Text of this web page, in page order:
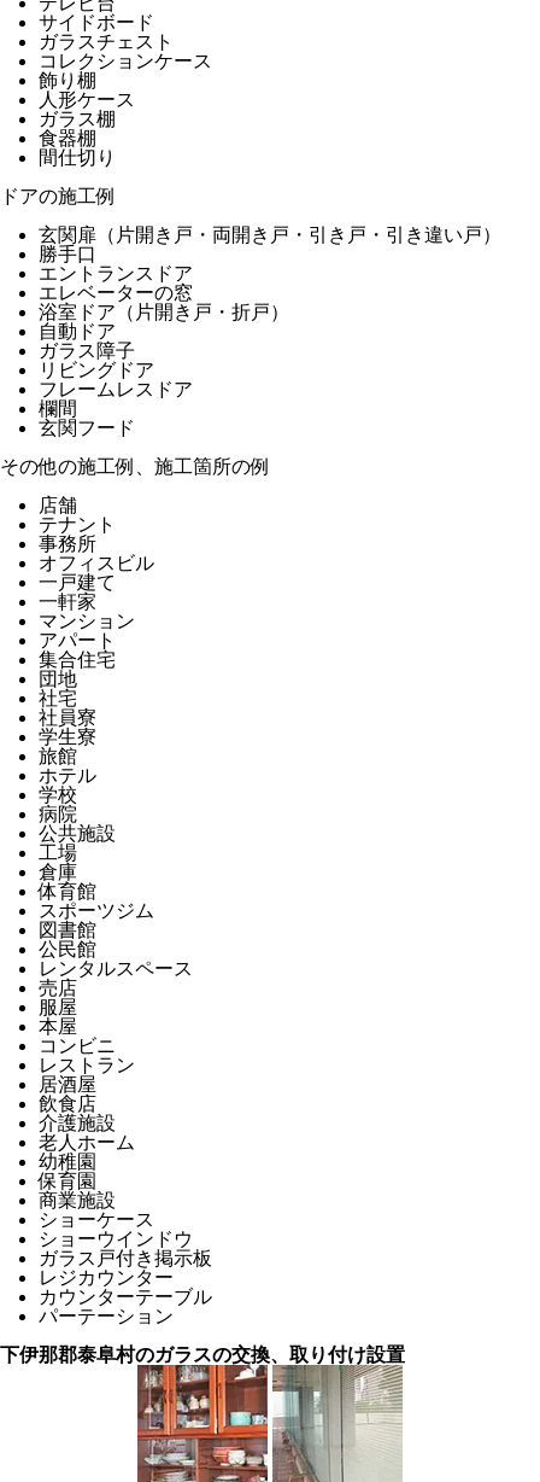
サイドボード
ガラスチェスト
コレクションケース
飾り棚
人形ケース
ガラス棚
食器棚
間仕切り
ドアの施工例
玄関扉（片開き戸・両開き戸・引き戸・引き違い戸）
勝手口
エントランスドア
エレベーターの窓
浴室ドア（片開き戸・折戸）
自動ドア
ガラス障子
リビングドア
フレームレスドア
欄間
玄関フード
その他の施工例、施工箇所の例
店舗
テナント
事務所
オフィスビル
一戸建て
一軒家
マンション
アパート
集合住宅
団地
社宅
社員寮
学生寮
旅館
ホテル
学校
病院
公共施設
工場
倉庫
体育館
スポーツジム
図書館
公民館
レンタルスペース
売店
服屋
本屋
コンビニ
レストラン
居酒屋
飲食店
介護施設
老人ホーム
幼稚園
保育園
商業施設
ショーケース
ショーウインドウ
ガラス戸付き掲示板
レジカウンター
カウンターテーブル
パーテーション
下伊那郡泰阜村のガラスの交換、取り付け設置